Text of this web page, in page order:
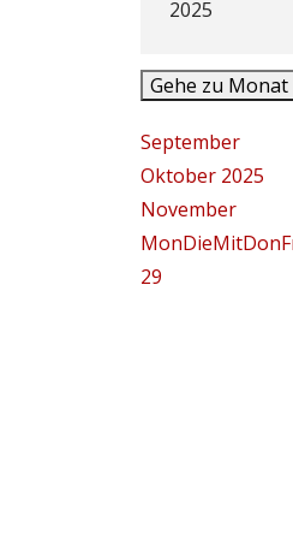
Gehe zu Monat
September
Oktober 2025
November
MonDieMitDon
29